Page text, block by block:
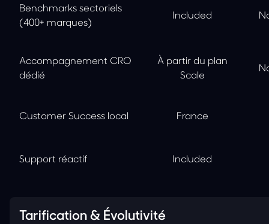
Benchmarks sectoriels
(400+ marques)
Included
Accompagnement CRO
dédié
À partir du plan
Scale
Customer Success local France
Support réactif Included
Tarification & Évolutivité